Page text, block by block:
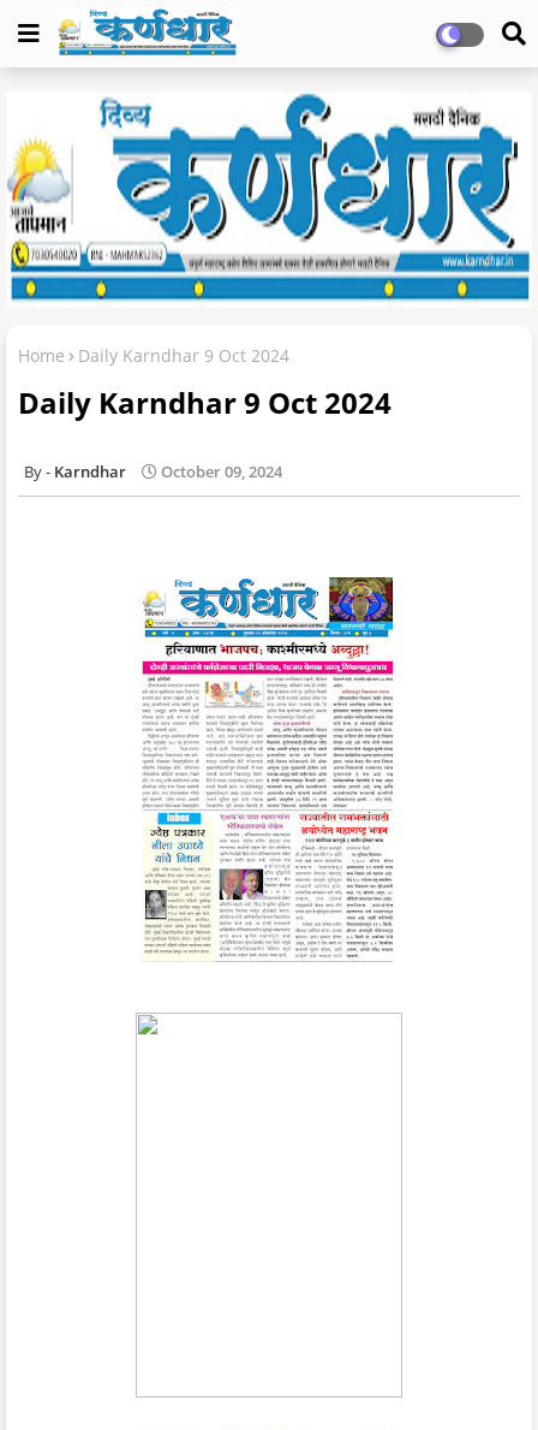
Home Daily Karndhar 9 Oct 2024
Daily Karndhar 9 Oct 2024
Karndhar October 09, 2024